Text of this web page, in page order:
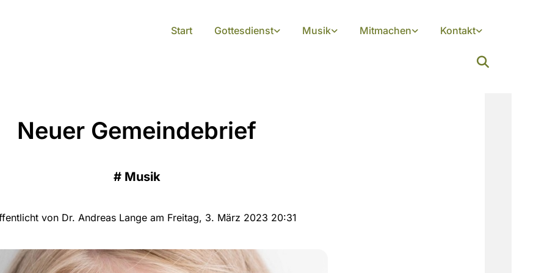
Start Gottesdienst Musik Mitmachen Kontakt
Neuer Gemeindebrief
# Musik
von Dr. Andreas Lange am Freitag, 3. März 2023 20:31